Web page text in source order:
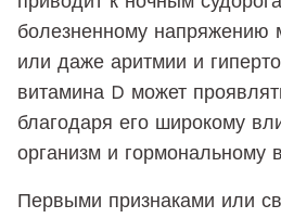
болезненному напряжению
или даже аритмии и
витамина D может
благодаря его широкому
организм и гормональному
Первыми признаками или